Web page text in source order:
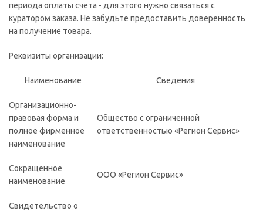
периода оплаты счета - для этого нужно связаться с
куратором заказа. Не забудьте предоставить доверенность
на получение товара.
Реквизиты организации:
Наименование Сведения
Организационно-
правовая форма и
полное фирменное
наименование
Общество с ограниченной
ответственностью «Регион Сервис»
Сокращенное
наименование
ООО «Регион Сервис»
Свидетельство о